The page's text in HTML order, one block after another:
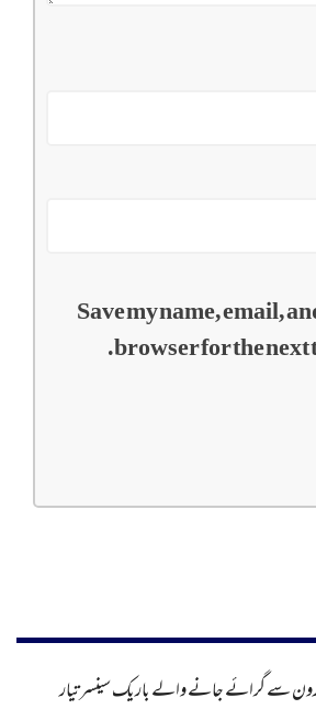
Save my name, email,
browser for the next
سے گرائے جانے والے باریک سینسر تیار